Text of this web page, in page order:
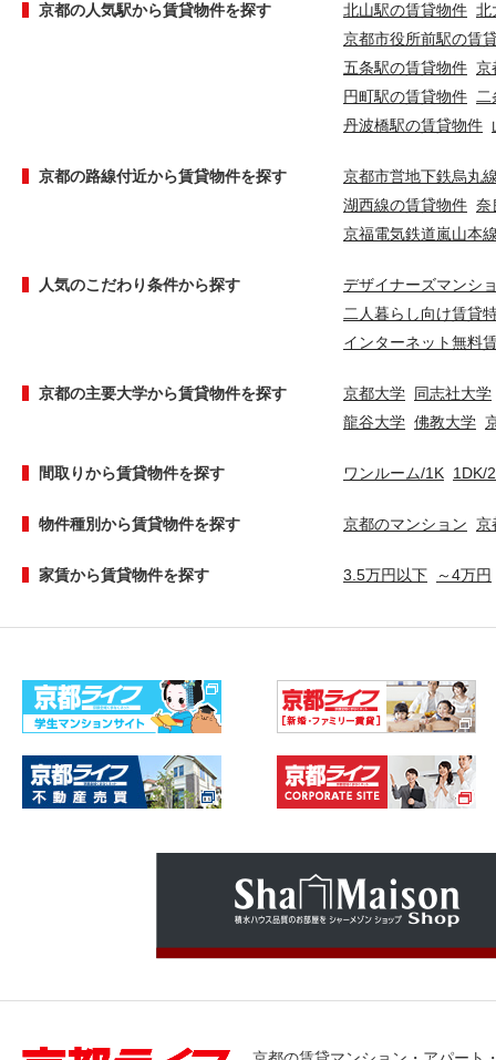
京都の人気駅から賃貸物件を探す 北山駅の賃貸物件 北
京都市役所前駅の賃
五条駅の賃貸物件 京
円町駅の賃貸物件
丹波橋駅の賃貸物件
京都の路線付近から賃貸物件を探す
京都市営地下鉄烏丸
湖西線の賃貸物件 奈
京福電気鉄道嵐山本
人気のこだわり条件から探す
デザイナーズマンシ
二人暮らし向け賃貸
インターネット無料
京都の主要大学から賃貸物件を探す 京都大学 同志社大学
龍谷大学 佛教大学
間取りから賃貸物件を探す ワンルーム/1K 1DK/
物件種別から賃貸物件を探す 京都のマンション 京
家賃から賃貸物件を探す 3.5万円以下 ～4万円